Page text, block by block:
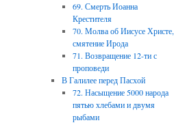
69. Смерть Иоанна
Крестителя
70. Молва об Иисусе Христе,
смятение Ирода
71. Возвращение 12-ти с
проповеди
В Галилее перед Пасхой
72. Насыщение 5000 народа
пятью хлебами и двумя
рыбами